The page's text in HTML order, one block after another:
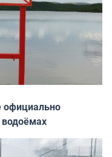
официально
водоёмах